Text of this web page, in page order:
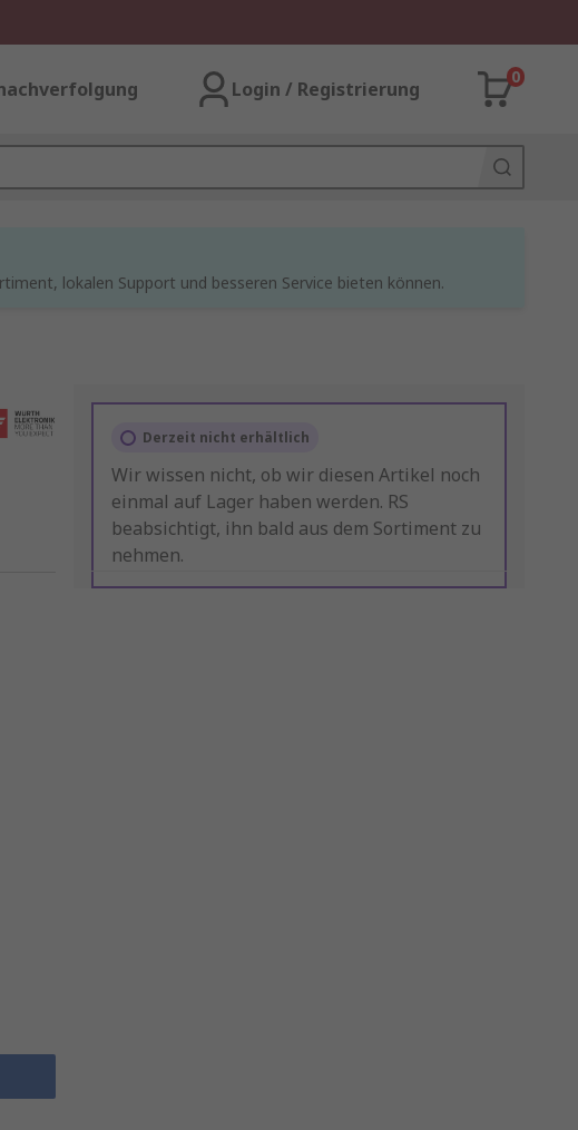
Login / Registrierung
0
lokalen Support und besseren Service bieten können.
Derzeit nicht erhältlich
Wir wissen nicht, ob wir diesen Artikel noch
einmal auf Lager haben werden. RS
beabsichtigt, ihn bald aus dem Sortiment zu
nehmen.